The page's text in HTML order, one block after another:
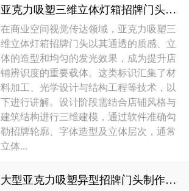
亚克力吸塑三维立体灯箱招牌门头的制作方法
在商业空间视觉传达领域，亚克力吸塑三
维立体灯箱招牌门头以其通透的质感、立
体的造型和均匀的发光效果，成为提升店
铺辨识度的重要载体。这类标识汇集了材
料加工、光学设计与结构工程等技术，以
下进行讲解。设计阶段需结合店铺风格与
建筑结构进行三维建模，通过软件准确勾
勒招牌轮廓、字体造型及立体层次，通常
立体...
大型亚克力吸塑异型招牌门头制作技巧